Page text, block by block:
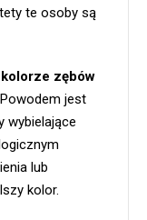
te osoby są
zębów
Powodem jest
wybielające
lub
kolor.